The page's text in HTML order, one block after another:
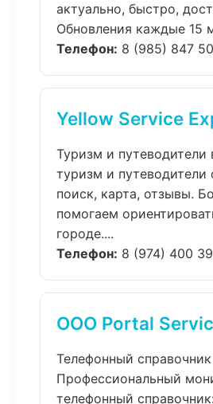
актуально, быстро,
Обновления каждые 15
Телефон: 8 (985) 847
Yellow Service
Туризм и путеводители
туризм и путеводители
поиск, карта, отзывы.
помогаем
городе....
Телефон: 8 (974) 400
ООО Portal
Телефонный
Профессиональный
телефонный справочник: